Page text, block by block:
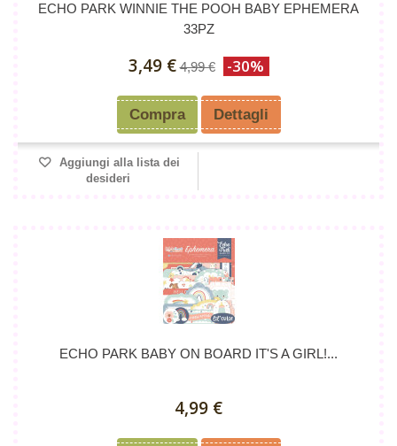
ECHO PARK WINNIE THE POOH BABY EPHEMERA
33PZ
3,49 € 4,99 € -30%
Compra Dettagli
Aggiungi alla lista dei
desideri
ECHO PARK BABY ON BOARD IT'S A GIRL!...
4,99 €